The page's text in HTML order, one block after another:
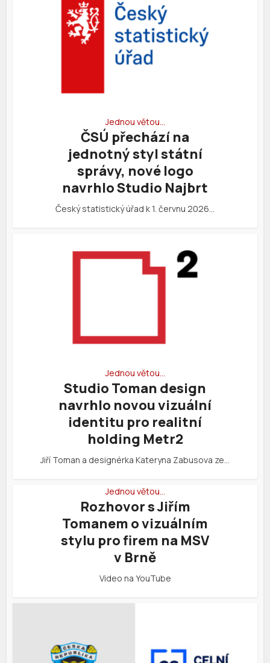
Jednou větou…
ČSÚ přechází na
jednotný styl státní
správy, nové logo
navrhlo Studio Najbrt
Český statistický úřad k 1. červnu 2026…
Jednou větou…
Studio Toman design
navrhlo novou vizuální
identitu pro realitní
holding Metr2
Jiří Toman a designérka Kateryna Zabusova ze…
Jednou větou…
Rozhovor s Jiřím
Tomanem o vizuálním
stylu pro firem na MSV
v Brně
Video na YouTube